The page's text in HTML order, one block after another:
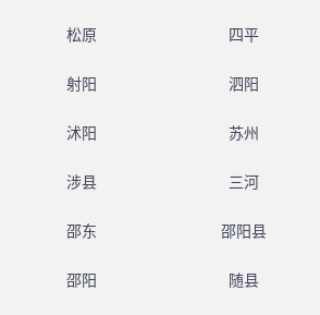
松原 四平
射阳 泗阳
沭阳 苏州
涉县 三河
邵东 邵阳县
邵阳 随县